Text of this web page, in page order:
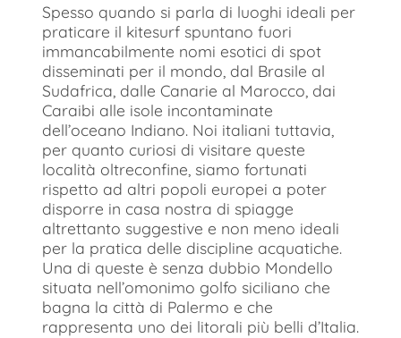
Spesso quando si parla di luoghi ideali per
praticare il kitesurf spuntano fuori
immancabilmente nomi esotici di spot
disseminati per il mondo, dal Brasile al
Sudafrica, dalle Canarie al Marocco, dai
Caraibi alle isole incontaminate
dell’oceano Indiano. Noi italiani tuttavia,
per quanto curiosi di visitare queste
località oltreconfine, siamo fortunati
rispetto ad altri popoli europei a poter
disporre in casa nostra di spiagge
altrettanto suggestive e non meno ideali
per la pratica delle discipline acquatiche.
Una di queste è senza dubbio Mondello
situata nell’omonimo golfo siciliano che
bagna la città di Palermo e che
rappresenta uno dei litorali più belli d’Italia.